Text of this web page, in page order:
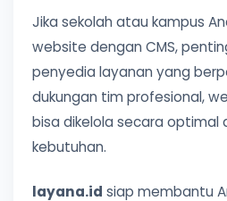
Jika sekolah atau kampus
website dengan CMS,
penyedia layanan yang
dukungan tim profesional,
bisa dikelola secara optimal
kebutuhan.
layana.id siap membantu